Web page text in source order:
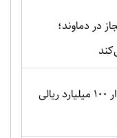
در دماوند؛
دستگیری زن کلاهبردار ۱۰۰ میلیارد ریالی